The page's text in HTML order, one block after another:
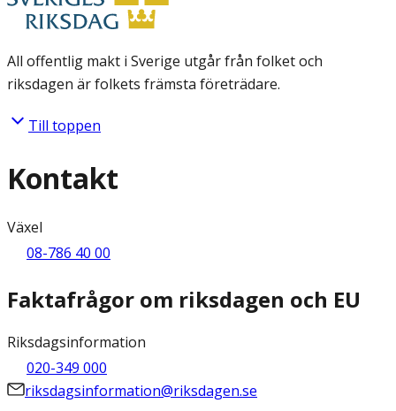
All offentlig makt i Sverige utgår från folket och
riksdagen är folkets främsta företrädare.
Till toppen
Kontakt
Växel
08-786 40 00
Faktafrågor om riksdagen och EU
Riksdagsinformation
020-349 000
riksdagsinformation@riksdagen.se